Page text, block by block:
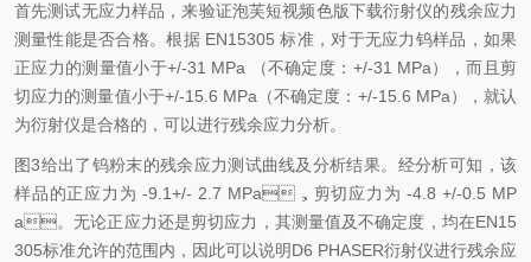
首先测试无应力样品，来验证泡芙短视频色版下载衍射仪的残余应力
测量性能是否合格。根据 EN15305 标准，对于无应力钨样品，如果
正应力的测量值小于+/-31 MPa （不确定度：+/-31 MPa），而且剪
切应力的测量值小于+/-15.6 MPa（不确定度：+/-15.6 MPa），就认
为衍射仪是合格的，可以进行残余应力分析。
图3给出了钨粉末的残余应力测试曲线及分析结果。经分析可知，该
样品的正应力为 -9.1+/- 2.7 MPa，剪切应力为 -4.8 +/-0.5 MP
a。无论正应力还是剪切应力，其测量值及不确定度，均在EN15
305标准允许的范围内，因此可以说明D6 PHASER衍射仪进行残余应